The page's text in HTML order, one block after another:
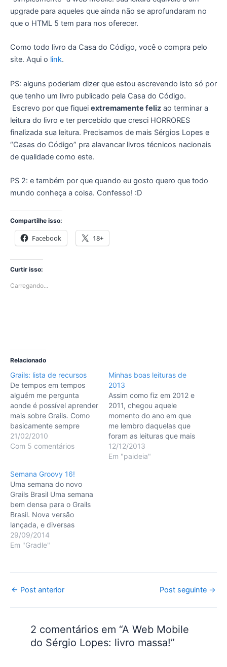
upgrade para aqueles que ainda não se aprofundaram no
que o HTML 5 tem para nos oferecer.
Como todo livro da Casa do Código, você o compra pelo
site. Aqui o link.
PS: alguns poderiam dizer que estou escrevendo isto só por
que tenho um livro publicado pela Casa do Código.
Escrevo por que fiquei extremamente feliz ao terminar a
leitura do livro e ter percebido que cresci HORRORES
finalizada sua leitura. Precisamos de mais Sérgios Lopes e
“Casas do Código” pra alavancar livros técnicos nacionais
de qualidade como este.
PS 2: e também por que quando eu gosto quero que todo
mundo conheça a coisa. Confesso! :D
Compartilhe isso:
Facebook 18+
Curtir isso:
Carregando...
Relacionado
Grails: lista de recursos
De tempos em tempos
alguém me pergunta
aonde é possível aprender
mais sobre Grails. Como
basicamente sempre
envio a mesma resposta -
e o número destes e-mails
que é uma boa idéia
postar aqui uma pequena
lista de sites/autores
relacionados ao assunto
para que vocês…
21/02/2010
Com 5 comentários
Minhas boas leituras de
2013
Assim como fiz em 2012 e
2011, chegou aquele
momento do ano em que
me lembro daquelas que
foram as leituras que mais
influenciaram meu ano.
Ao falar sobre suas boas
12/12/2013
Em "paideia"
Semana Groovy 16!
Uma semana do novo
Grails Brasil Uma semana
bem densa para o Grails
Brasil. Nova versão
lançada, e diversas
correções feitas e outras a
caminho. Peço novamente
melhorar em nossa
comunidade. O foco do
desenvolvimento até o dia
15/10/2014 será apenas…
29/09/2014
Em "Gradle"
Post
← Post anterior Post seguinte →
2 comentários em “A Web Mobile
do Sérgio Lopes: livro massa!”